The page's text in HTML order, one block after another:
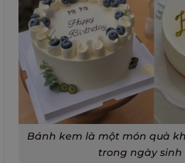
Bánh kem là một món quà
trong ngày